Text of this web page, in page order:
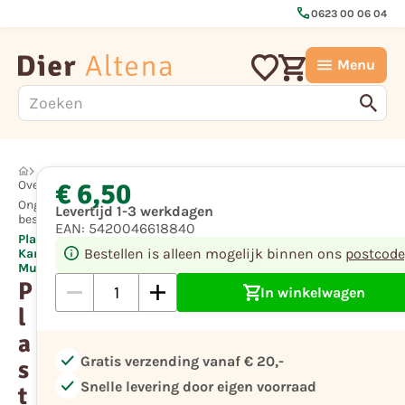
call0623 00 06 04
Menu
Overige
Ongedierte
bestrijding
Plastic
Kantel
Muizenval
P
l
a
s
t
€ 6,50
Levertijd 1-3 werkdagen
EAN: 5420046618840
Bestellen is alleen mogelijk binnen ons
In winkelwagen
check Gratis verzending vanaf € 20,-
check Snelle levering door eigen voorraad